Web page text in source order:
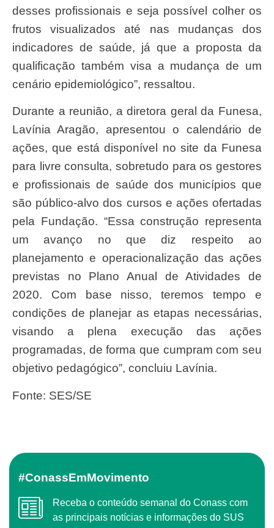
desses profissionais e seja possível colher os
frutos visualizados até nas mudanças dos
indicadores de saúde, já que a proposta da
qualificação também visa a mudança de um
cenário epidemiológico”, ressaltou.
Durante a reunião, a diretora geral da Funesa,
Lavínia Aragão, apresentou o calendário de
ações, que está disponível no site da Funesa
para livre consulta, sobretudo para os gestores
e profissionais de saúde dos municípios que
são público-alvo dos cursos e ações ofertadas
pela Fundação. “Essa construção representa
um avanço no que diz respeito ao
planejamento e operacionalização das ações
previstas no Plano Anual de Atividades de
2020. Com base nisso, teremos tempo e
condições de planejar as etapas necessárias,
visando a plena execução das ações
programadas, de forma que cumpram com seu
objetivo pedagógico”, concluiu Lavínia.
Fonte: SES/SE
#ConassEmMovimento
Receba o conteúdo semanal do Conass com
as principais notícias e informações do SUS